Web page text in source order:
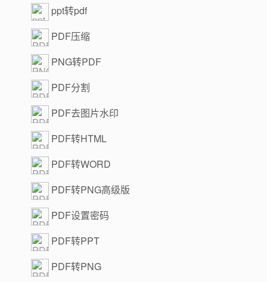
ppt转pdf
PDF压缩
PNG转PDF
PDF分割
PDF去图片水印
PDF转HTML
PDF转WORD
PDF转PNG高级版
PDF设置密码
PDF转PPT
PDF转PNG